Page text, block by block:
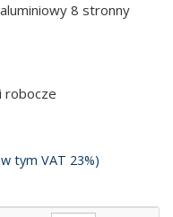
8 stronny
robocze
tym VAT 23%)